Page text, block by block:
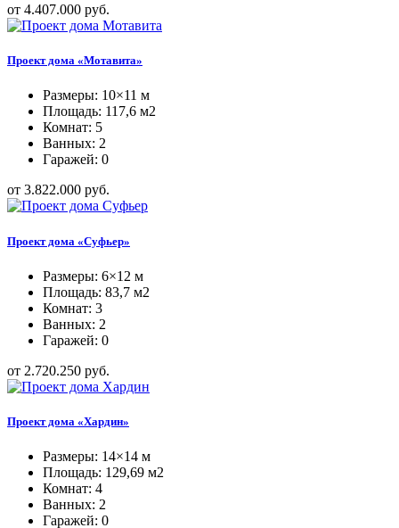
от 4.407.000 руб.
Проект дома «Мотавита»
Размеры: 10×11 м
Площадь: 117,6 м2
Комнат: 5
Ванных: 2
Гаражей: 0
от 3.822.000 руб.
Проект дома «Суфьер»
Размеры: 6×12 м
Площадь: 83,7 м2
Комнат: 3
Ванных: 2
Гаражей: 0
от 2.720.250 руб.
Проект дома «Хардин»
Размеры: 14×14 м
Площадь: 129,69 м2
Комнат: 4
Ванных: 2
Гаражей: 0